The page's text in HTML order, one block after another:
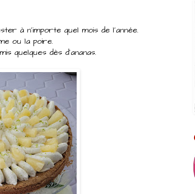
à n'importe quel mois de l'année.
ou la poire.
quelques dès d'ananas.